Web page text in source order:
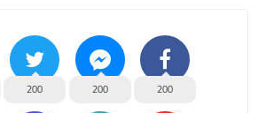
200
200
200